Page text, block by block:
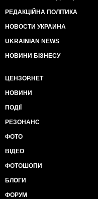
РЕДАКЦІЙНА ПОЛІТИКА
НОВОСТИ УКРАИНА
UKRAINIAN NEWS
НОВИНИ БІЗНЕСУ
ЦЕНЗОР.НЕТ
НОВИНИ
ПОДІЇ
РЕЗОНАНС
ФОТО
ВІДЕО
ФОТОШОПИ
БЛОГИ
ФОРУМ